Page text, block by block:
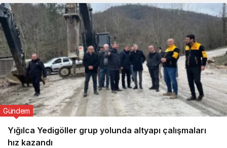
Yığılca Yedigöller grup yolunda altyapı çalışmaları
hız kazandı
Gündem